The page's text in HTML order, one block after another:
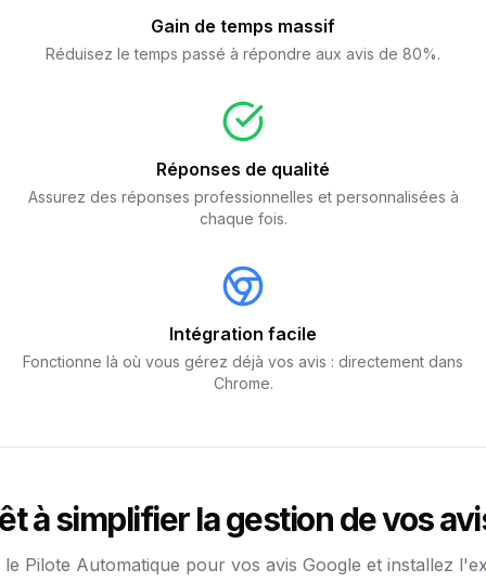
Gain de temps massif
Réduisez le temps passé à répondre aux avis de 80%.
Réponses de qualité
Assurez des réponses professionnelles et personnalisées à
chaque fois.
Intégration facile
Fonctionne là où vous gérez déjà vos avis : directement dans
Chrome.
à simplifier la gestion de vos
Pilote Automatique pour vos avis Google et installez